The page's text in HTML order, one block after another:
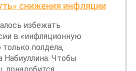
снижения инфляции
избежать
в «инфляционную
только полдела,
Набиуллина. Чтобы